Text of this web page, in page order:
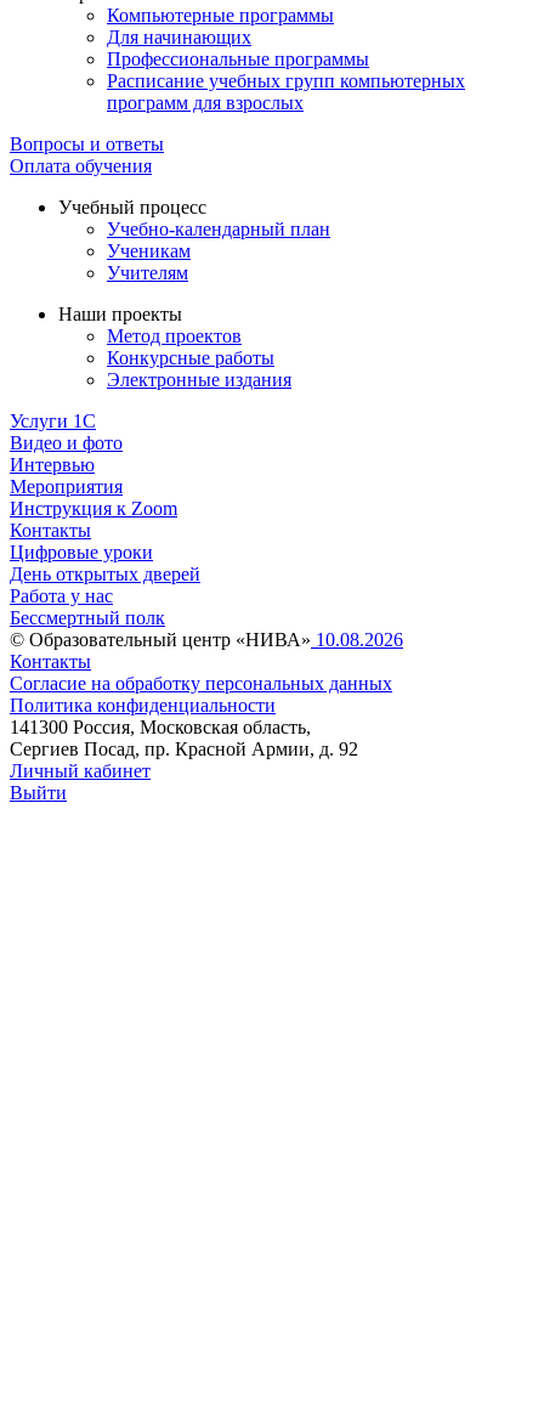
Компьютерные программы
Для начинающих
Профессиональные программы
Расписание учебных групп компьютерных
программ для взрослых
Вопросы и ответы
Оплата обучения
Учебный процесс
Учебно-календарный план
Ученикам
Учителям
Наши проекты
Метод проектов
Конкурсные работы
Электронные издания
Услуги 1C
Видео и фото
Интервью
Мероприятия
Инструкция к Zoom
Контакты
Цифровые уроки
День открытых дверей
Работа у нас
Бессмертный полк
© Образовательный центр «НИВА» 10.08.2026
Контакты
Согласие на обработку персональных данных
Политика конфиденциальности
141300 Россия, Московская область,
Сергиев Посад, пр. Красной Армии, д. 92
Личный кабинет
Выйти